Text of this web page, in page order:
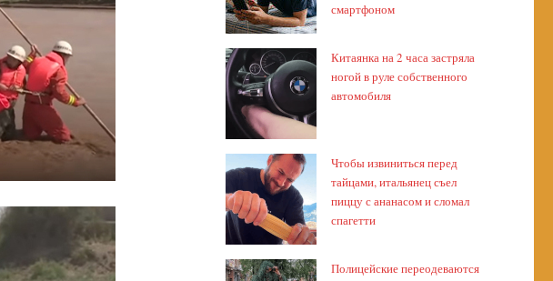
смартфоном
Китаянка на 2 часа застряла
ногой в руле собственного
автомобиля
Чтобы извиниться перед
тайцами, итальянец съел
пиццу с ананасом и сломал
спагетти
Полицейские переодеваются